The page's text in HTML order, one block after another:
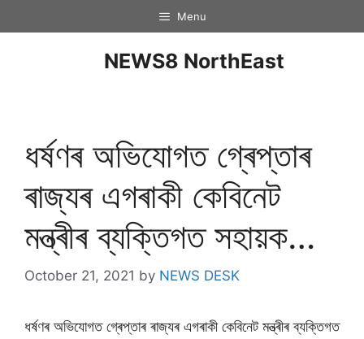
Menu
NEWS8 NorthEast
ধৰ্ষণৰ অভিযোগত গ্ৰেপ্তাৰ
ৰাজ্যৰ এগৰাকী কেবিনেট
মন্ত্ৰীৰ ব্যক্তিগত সহায়ক…
October 21, 2021 by NEWS DESK
ধৰ্ষণৰ অভিযোগত গ্ৰেপ্তাৰ ৰাজ্যৰ এগৰাকী কেবিনেট মন্ত্ৰীৰ ব্যক্তিগত